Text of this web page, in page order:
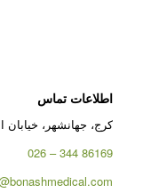
اطلاعات تماس
کرج، جهانشهر، خیابان
86169 344 – 026